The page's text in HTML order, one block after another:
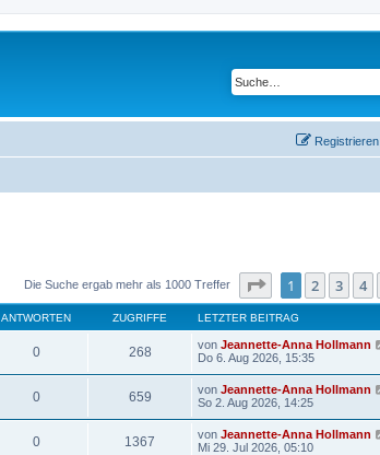
Registrieren
Die Suche ergab mehr als 1000 Treffer Seite von40
1 2 3 4
ANTWORTEN ZUGRIFFE LETZTER BEITRAG
0 268 von Jeannette-Anna Hollmann
Do 6. Aug 2026, 15:35
0 659 von Jeannette-Anna Hollmann
So 2. Aug 2026, 14:25
0 1367 von Jeannette-Anna Hollmann
Mi 29. Jul 2026, 05:10